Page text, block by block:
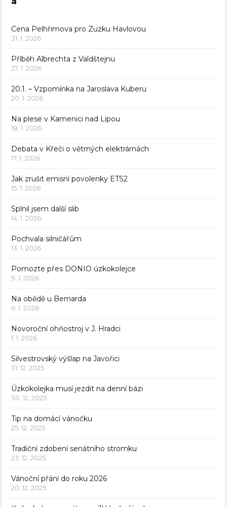
Cena Pelhřimova pro Zuzku Havlovou
31. 1. 2026
Příběh Albrechta z Valdštejnu
27. 1. 2026
20.1. – Vzpomínka na Jaroslava Kuberu
20. 1. 2026
Na plese v Kamenici nad Lipou
18. 1. 2026
Debata v Křeči o větrných elektrárnách
17. 1. 2026
Jak zrušit emisní povolenky ETS2
15. 1. 2026
Splnil jsem další slib
14. 1. 2026
Pochvala silničářům
13. 1. 2026
Pomozte přes DONIO úzkokolejce
9. 1. 2026
Na obědě u Bernarda
6. 1. 2026
Novoroční ohňostroj v J. Hradci
1. 1. 2026
Silvestrovský výšlap na Javořici
31. 12. 2025
Úzkokolejka musí jezdit na denní bázi
30. 12. 2025
Tip na domácí vánočku
25. 12. 2025
Tradiční zdobení senátního stromku
23. 12. 2025
Vánoční přání do roku 2026
20. 12. 2025